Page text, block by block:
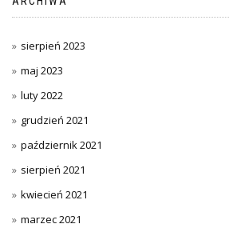
sierpień 2023
maj 2023
luty 2022
grudzień 2021
październik 2021
sierpień 2021
kwiecień 2021
marzec 2021